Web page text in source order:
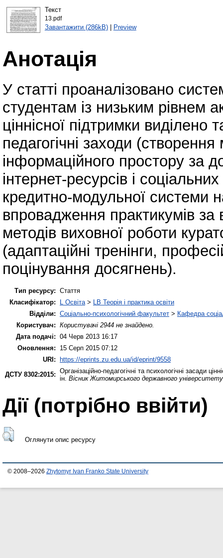
Текст
13.pdf
Завантажити (286kB)| Preview
Анотація
У статті проаналізовано
студентам із низьким рівнем
ціннісної підтримки виділено
педагогічні заходи
інформаційного простору за
інтернет-ресурсів і
кредитно-модульної системи
впровадження практикумів
методів виховної роботи
(адаптаційні тренінги,
поцінування досягнень).
Тип ресурсу: Стаття
Класифікатор:
L Освіта > LB Теорія і практика освіти
Відділи: Соціально-психологічний факультет > Кафедра
Користувач: Користувачі 2944 не знайдено.
Дата подачі: 04 Черв 2013 16:17
Оновлення:
15 Серп 2015 07:12
URI: https://eprints.zu.edu.ua/id/eprint/9558
ДСТУ 8302:2015: Організаційно-педагогічні та психологічні засади
ін. Вісник Житомирського державного університету
Дії ​​(потрібно ввійти)
Оглянути опис ресурсу
© 2008–2026 Zhytomyr Ivan Franko State University